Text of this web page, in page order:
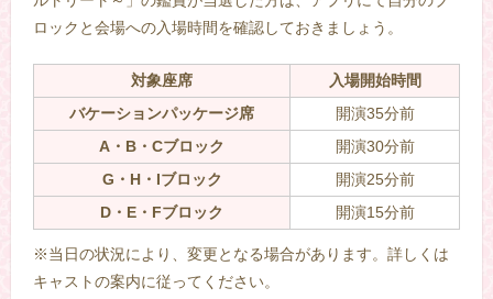
ロックと会場への入場時間を確認しておきましょう。
対象座席
入場開始時間
バケーションパッケージ席
開演35分前
A・B・Cブロック
開演30分前
G・H・Iブロック
開演25分前
D・E・Fブロック
開演15分前
※当日の状況により、変更となる場合があります。詳しくは
キャストの案内に従ってください。